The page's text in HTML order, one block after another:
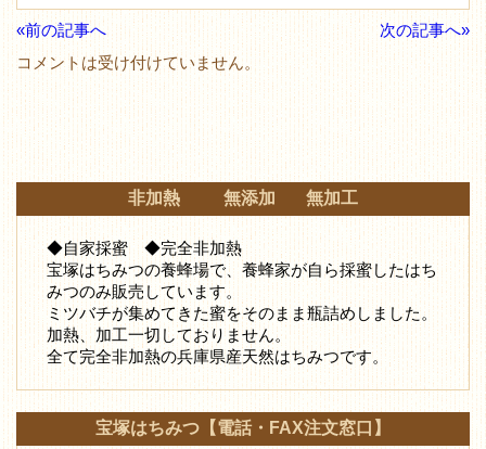
«前の記事へ
次の記事へ»
コメントは受け付けていません。
非加熱 無添加 無加工
◆自家採蜜 ◆完全非加熱
宝塚はちみつの養蜂場で、養蜂家が自ら採蜜したはち
みつのみ販売しています。
ミツバチが集めてきた蜜をそのまま瓶詰めしました。
加熱、加工一切しておりません。
全て完全非加熱の兵庫県産天然はちみつです。
宝塚はちみつ【電話・FAX注文窓口】